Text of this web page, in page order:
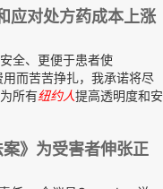
应对处方药成本上涨
全、更便于患者使
而苦苦挣扎，我承诺将尽
所有纽约人提高透明度和安
》为受害者伸张正